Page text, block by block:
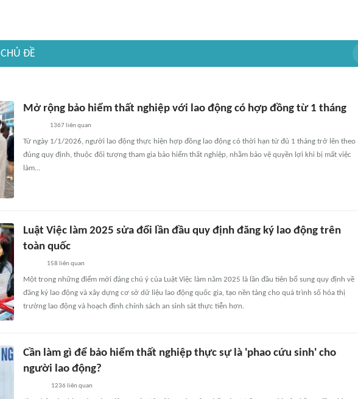
CHỦ ĐỀ
Mở rộng bảo hiểm thất nghiệp với lao động có hợp đồng từ 1 tháng
1367 liên quan
Từ ngày 1/1/2026, người lao động thực hiện hợp đồng lao động có thời hạn từ đủ 1 tháng trở lên theo
đúng quy định, thuộc đối tượng tham gia bảo hiểm thất nghiệp, nhằm bảo vệ quyền lợi khi bị mất việc
làm...
Luật Việc làm 2025 sửa đổi lần đầu quy định đăng ký lao động trên
toàn quốc
158 liên quan
Một trong những điểm mới đáng chú ý của Luật Việc làm năm 2025 là lần đầu tiên bổ sung quy định về
đăng ký lao động và xây dựng cơ sở dữ liệu lao động quốc gia, tạo nền tảng cho quá trình số hóa thị
trường lao động và hoạch định chính sách an sinh sát thực tiễn hơn.
Cần làm gì để bảo hiểm thất nghiệp thực sự là 'phao cứu sinh' cho
người lao động?
1236 liên quan